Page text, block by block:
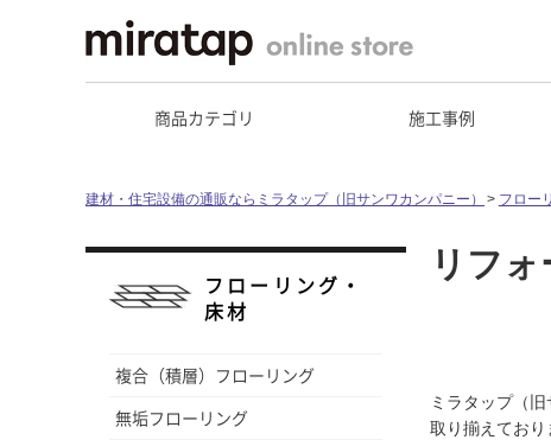
商品カテゴリ 施工事例
建材・住宅設備の通販ならミラタップ（旧サンワカンパニー） フロー
リフ
ミラタップ（
取り揃えており
フローリング・
床材
複合（積層）フローリング
無垢フローリング